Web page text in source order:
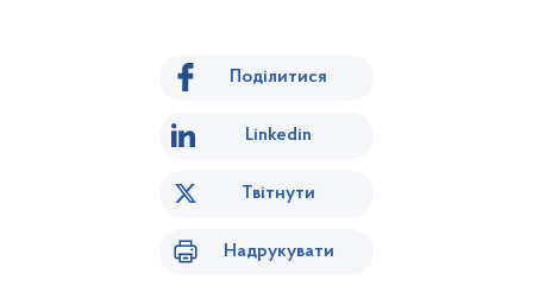
Поділитися
Linkedin
Твітнути
Надрукувати